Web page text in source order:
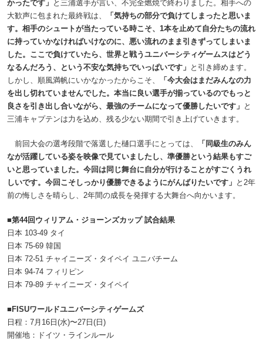
かったです」 と三浦選手が言い、不完全燃焼で終わりました。相手への
大歓声に包まれた最終戦は、
「気持ちの部分で負けてしまったと思いま
す。相手のシュートが当たっている時こそ、1本を止めて自分たちの流れ
に持っていかなければいけなのに、悪い流れのまま引きずってしまいま
した。ここで負けていたら、世界と戦うユニバーシティゲームスはどう
なるんだろう、という不安な気持ちでいっぱいです」 と引き締めます。
しかし、順風満帆にいかなかったからこそ、
「今大会はまだみんなの力
を出し切れていませんでした。本当に良い選手が揃っているのでもっと
良さを引き出し合いながら、最強のチームになって優勝したいです」 と
三浦キャプテンは力を込め、残る少ない期間で引き上げていきます。
前回大会の選考段階で落選した樋口選手にとっては、
「同級生のみん
なが活躍している姿を映像で見ていましたし、準優勝という結果もすご
いと思っていました。今回は同じ舞台に自分が行けることがすごくうれ
しいです。今回こそしっかり優勝できるようにがんばりたいです」 と2年
前の悔しさを晴らし、2年間の成長を発揮する大舞台へ向かいます。
■第44回ウィリアム・ジョーンズカップ 試合結果
日本 103-49 タイ
日本 75-69 韓国
日本 72-51 チャイニーズ・タイペイ ユニバチーム
日本 94-74 フィリピン
日本 79-89 チャイニーズ・タイペイ
■FISUワールドユニバーシティゲームズ
日程：7月16日(水)〜27日(日)
開催地：ドイツ・ラインルール